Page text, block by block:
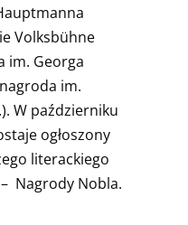
Volksbühne
im. Georga
im.
W październiku
ogłoszony
literackiego
Nagrody Nobla.